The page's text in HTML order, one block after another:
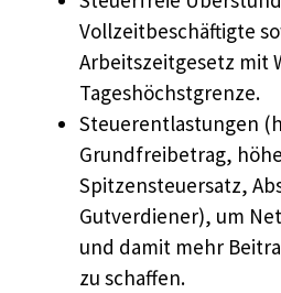
Vollzeitbeschäftigte
Arbeitszeitgesetz mit
Tageshöchstgrenze.
Steuerentlastungen
Grundfreibetrag,
Spitzensteuersatz,
Gutverdiener), um
und damit mehr
zu schaffen.